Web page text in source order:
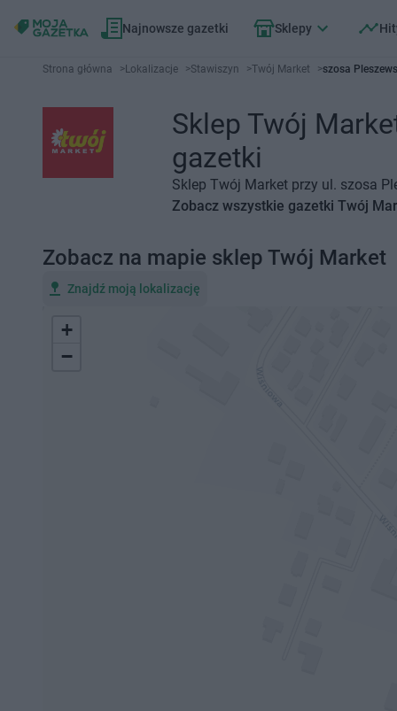
Najnowsze gazetki Sklepy
Strona główna >Lokalizacje >Stawiszyn >Twój Market >szosa
Sklep Twój
gazetki
Sklep Twój Market przy ul. szosa
Zobacz wszystkie gazetki Twój
Zobacz na mapie sklep Twój Market
Znajdź moją lokalizację
+
−